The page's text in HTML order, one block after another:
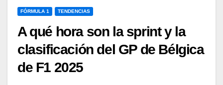
FÓRMULA 1 TENDENCIAS
A qué hora son la sprint y la
clasificación del GP de Bélgica
de F1 2025